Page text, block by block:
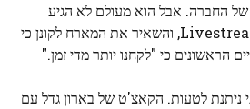
של החברה. אבל הוא מעולם לא הגיע
לאירוע ההשקה של Livestreamed, והשאיר את המארח לקונן כי
הראשונים כי "לקחנו יותר מדי זמן."
ניתנת לטעות. הקאצ'ט של בארון גדל עם